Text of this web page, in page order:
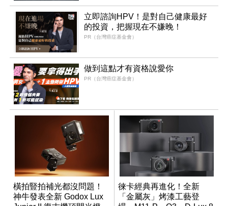
立即諮詢HPV！是對自己健康最好
的投資，把握現在不嫌晚！
PR（台灣癌症基金會）
做到這點才有資格說愛你
PR（台灣癌症基金會）
橫拍豎拍補光都沒問題！
神牛發表全新 Godox Lux
徠卡經典再進化！全新
「金屬灰」烤漆工藝登